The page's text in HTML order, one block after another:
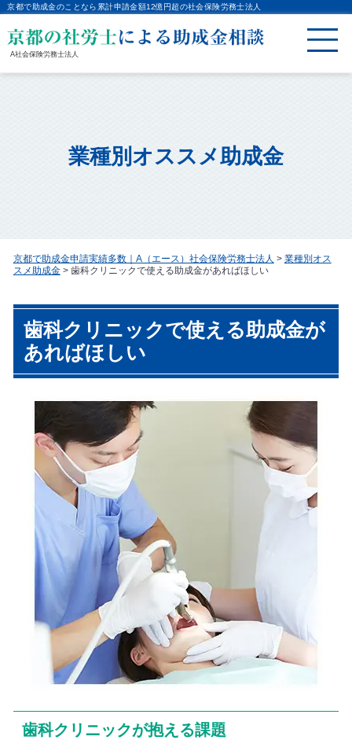
京都で助成金のことなら累計申請金額12億円超の社会保険労務士法人
A社会保険労務士法人
業種別オススメ助成金
京都で助成金申請実績多数｜A（エース）社会保険労務士法人 > 業種別オス
スメ助成金> 歯科クリニックで使える助成金があればほしい
歯科クリニックで使える助成金が
あればほしい
歯科クリニックが抱える課題